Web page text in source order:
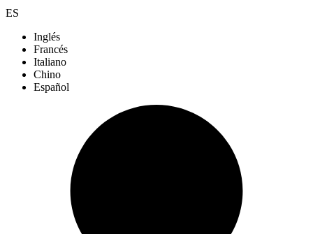
ES
Inglés
Francés
Italiano
Chino
Español